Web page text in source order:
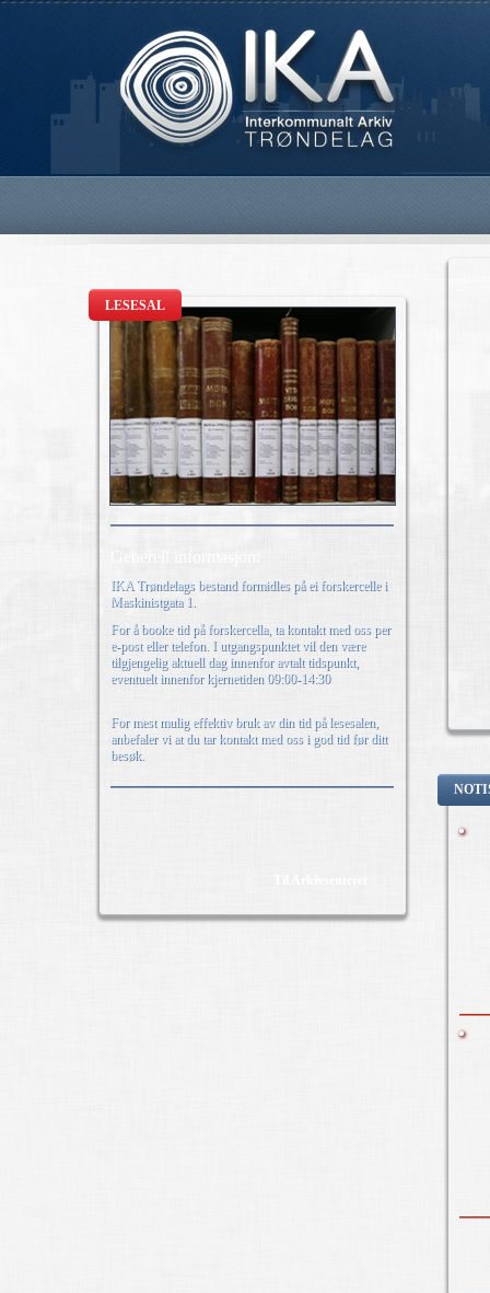
LESESAL
IKA Trøndelags bestand formidles på ei forskercelle i
Maskinistgata 1.
For å booke tid på forskercella, ta kontakt med oss per
e-post eller telefon. I utgangspunktet vil den være
tilgjengelig aktuell dag innenfor avtalt tidspunkt,
eventuelt innenfor kjernetiden 09:00-14:30
For mest mulig effektiv bruk av din tid på lesesalen,
anbefaler vi at du tar kontakt med oss i god tid før ditt
besøk.